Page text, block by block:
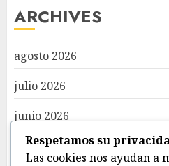
ARCHIVES
agosto 2026
julio 2026
junio 2026
mayo 2026
Respetamos su
Las cookies nos ayudan a